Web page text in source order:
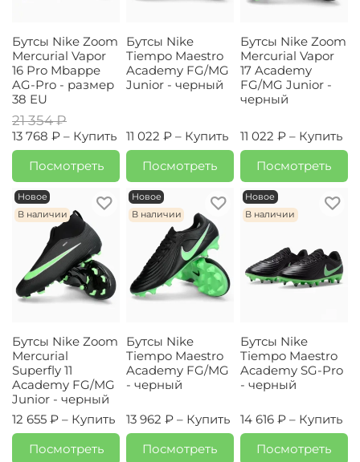
Бутсы Nike Zoom
Mercurial Vapor
16 Pro Mbappe
AG-Pro - размер
38 EU
21 354 ₽
13 768 ₽ – Купить
Посмотреть
Бутсы Nike
Tiempo Maestro
Academy FG/MG
Junior - черный
11 022 ₽ – Купить
Посмотреть
Бутсы Nike Zoom
Mercurial Vapor
17 Academy
FG/MG Junior -
черный
11 022 ₽ – Купить
Посмотреть
Новое
В наличии
Бутсы Nike Zoom
Mercurial
Superfly 11
Academy FG/MG
Junior - черный
12 655 ₽ – Купить
Посмотреть
Новое
В наличии
Бутсы Nike
Tiempo Maestro
Academy FG/MG
- черный
13 962 ₽ – Купить
Посмотреть
Новое
В наличии
Бутсы Nike
Tiempo Maestro
Academy SG-Pro
- черный
14 616 ₽ – Купить
Посмотреть